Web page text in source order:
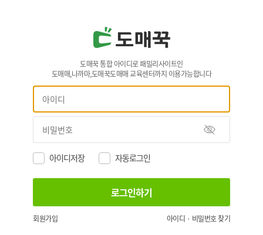
도매꾹 통합 아이디로 패밀리사이트인
도매매,나까마,도매꾹도매매 교육센터까지 이용가능합니다
아이디저장 자동로그인
회원가입 아이디 · 비밀번호 찾기